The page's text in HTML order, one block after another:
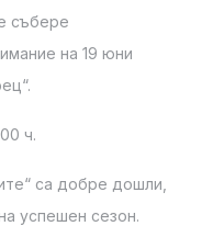
събере
на 19 юни
ч.
са добре дошли,
успешен сезон.